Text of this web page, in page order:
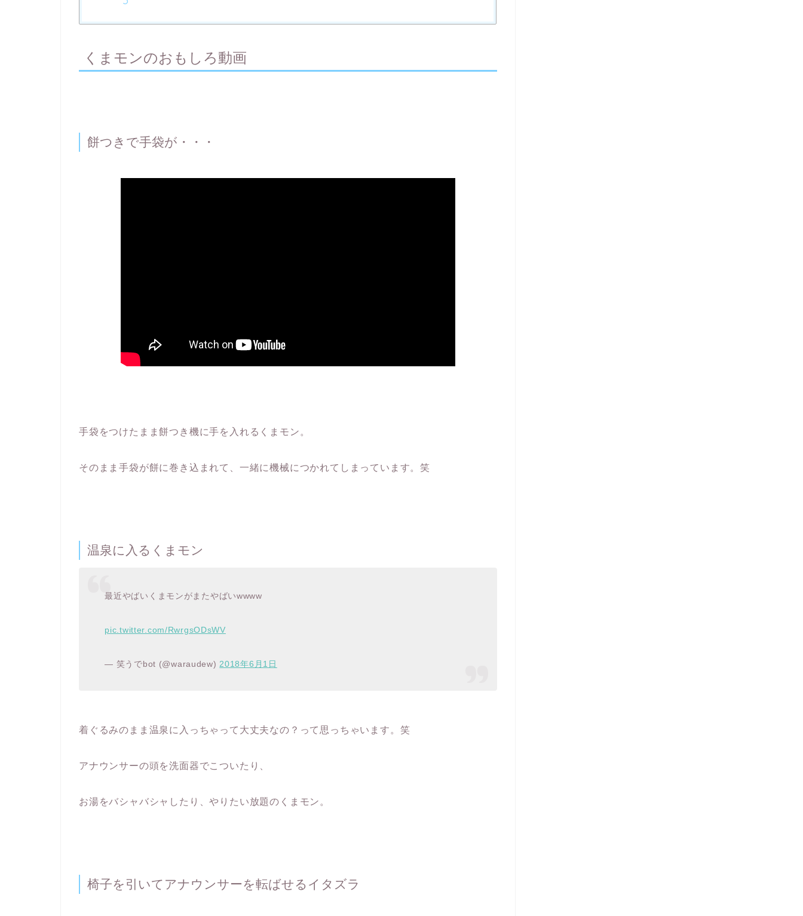
くまモンのおもしろ動画
餅つきで手袋が・・・
手袋をつけたまま餅つき機に手を入れるくまモン。
そのまま手袋が餅に巻き込まれて、一緒に機械につかれてしまっています。笑
温泉に入るくまモン
最近やばいくまモンがまたやばいwwww
pic.twitter.com/RwrgsODsWV
— 笑うでbot (@waraudew) 2018年6月1日
着ぐるみのまま温泉に入っちゃって大丈夫なの？って思っちゃいます。笑
アナウンサーの頭を洗面器でこついたり、
お湯をバシャバシャしたり、やりたい放題のくまモン。
椅子を引いてアナウンサーを転ばせるイタズラ